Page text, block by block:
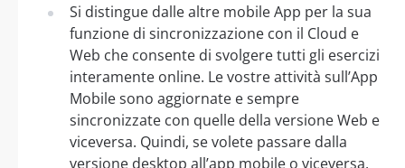
Si distingue dalle altre mobile App per la sua
funzione di sincronizzazione con il Cloud e
Web che consente di svolgere tutti gli esercizi
interamente online. Le vostre attività sull’App
Mobile sono aggiornate e sempre
sincronizzate con quelle della versione Web e
viceversa. Quindi, se volete passare dalla
versione desktop all’app mobile o viceversa,